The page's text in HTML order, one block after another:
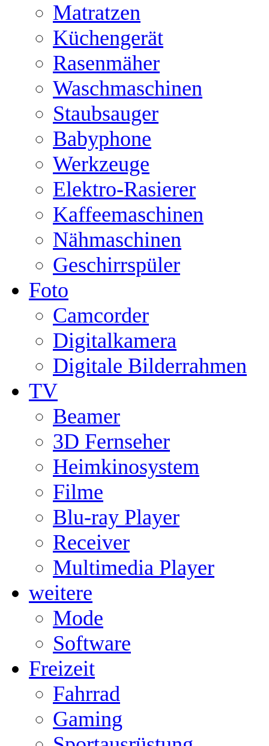
Matratzen
Küchengerät
Rasenmäher
Waschmaschinen
Staubsauger
Babyphone
Werkzeuge
Elektro-Rasierer
Kaffeemaschinen
Nähmaschinen
Geschirrspüler
Foto
Camcorder
Digitalkamera
Digitale Bilderrahmen
TV
Beamer
3D Fernseher
Heimkinosystem
Filme
Blu-ray Player
Receiver
Multimedia Player
weitere
Mode
Software
Freizeit
Fahrrad
Gaming